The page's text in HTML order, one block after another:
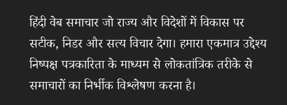
हिंदी वेब समाचार जो राज्य और विदेशों में विकास पर
सटीक, निडर और सत्य विचार देगा। हमारा एकमात्र उद्देश्य
निष्पक्ष पत्रकारिता के माध्यम से लोकतांत्रिक तरीके से
समाचारों का निर्भीक विश्लेषण करना है।